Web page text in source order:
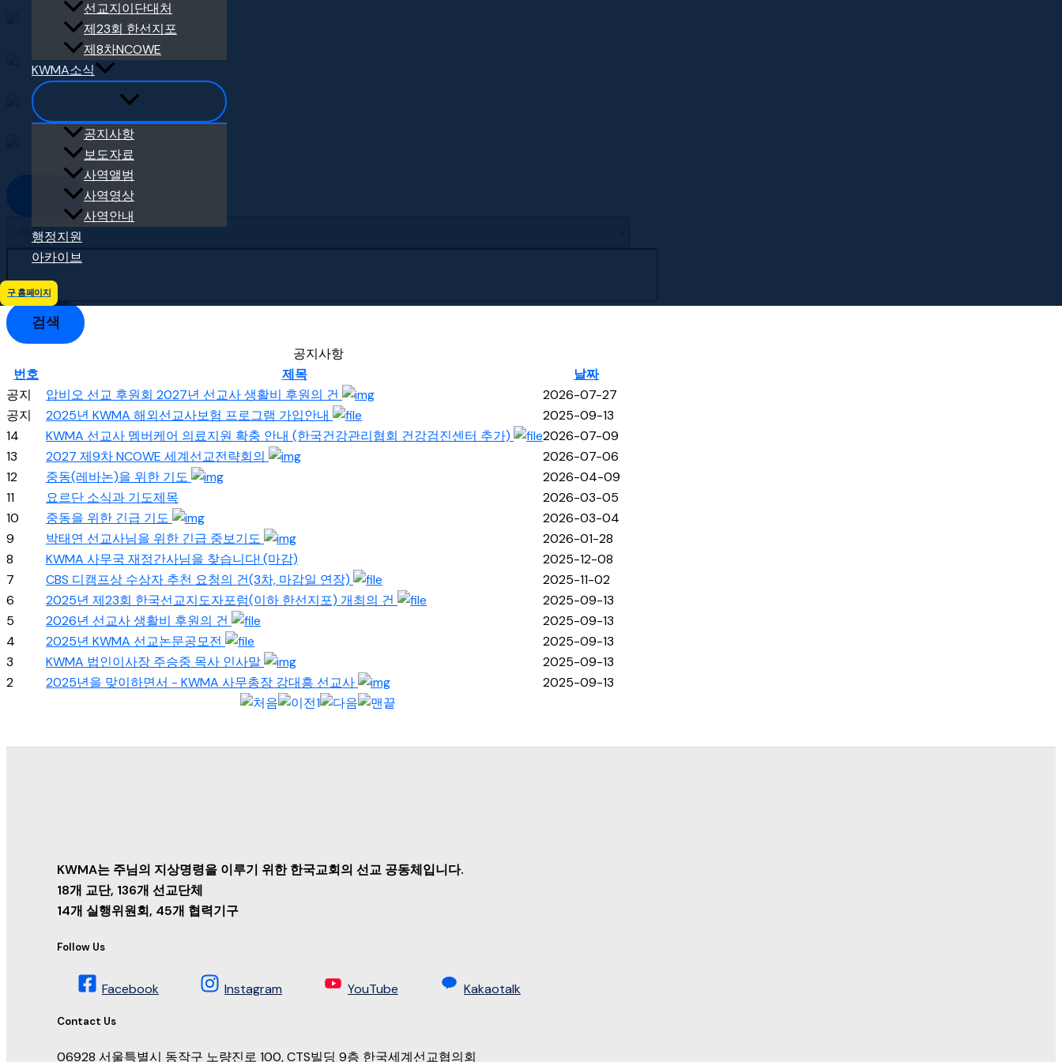
선교지이단대처
제23회 한선지포
제8차NCOWE
KWMA소식
공지사항
보도자료
사역앨범
사역영상
사역안내
행정지원
아카이브
구 홈페이지
검색
공지사항
번호
제목
날짜
공지
압비오 선교 후원회 2027년 선교사 생활비 후원의 건
2026-07-27
공지
2025년 KWMA 해외선교사보험 프로그램 가입안내
2025-09-13
14
KWMA 선교사 멤버케어 의료지원 확충 안내 (한국건강관리협회 건강검진센터 추가)
2026-07-09
13
2027 제9차 NCOWE 세계선교전략회의
2026-07-06
12
중동(레바논)을 위한 기도
2026-04-09
11
요르단 소식과 기도제목
2026-03-05
10
중동을 위한 긴급 기도
2026-03-04
9
박태연 선교사님을 위한 긴급 중보기도
2026-01-28
8
KWMA 사무국 재정간사님을 찾습니다! (마감)
2025-12-08
7
CBS 디캠프상 수상자 추천 요청의 건(3차, 마감일 연장)
2025-11-02
6
2025년 제23회 한국선교지도자포럼(이하 한선지포) 개최의 건
2025-09-13
5
2026년 선교사 생활비 후원의 건
2025-09-13
4
2025년 KWMA 선교논문공모전
2025-09-13
3
KWMA 법인이사장 주승중 목사 인사말
2025-09-13
2
2025년을 맞이하면서 - KWMA 사무총장 강대흥 선교사
2025-09-13
1
KWMA는 주님의 지상명령을 이루기 위한 한국교회의 선교 공동체입니다.
18개 교단, 136개 선교단체
14개 실행위원회, 45개 협력기구
Follow Us
Facebook Instagram YouTube Kakaotalk
Contact Us
06928 서울특별시 동작구 노량진로 100, CTS빌딩 9층 한국세계선교협의회